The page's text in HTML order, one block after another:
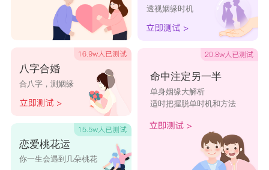
八字合婚
合八字，测姻缘
恋爱桃花运
你一生会遇到几朵桃花
透视姻缘时机
命中注定另一半
单身姻缘大解析
适时把握脱单时机和方法